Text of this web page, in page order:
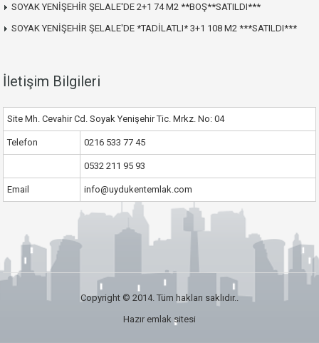
SOYAK YENİŞEHİR ŞELALE'DE 2+1 74 M2 **BOŞ**SATILDI***
SOYAK YENİŞEHİR ŞELALE'DE *TADİLATLI* 3+1 108 M2 ***SATILDI***
İletişim Bilgileri
Site Mh. Cevahir Cd. Soyak Yenişehir Tic. Mrkz. No: 04
Telefon 0216 533 77 45
0532 211 95 93
Email info@uydukentemlak.com
Copyright © 2014. Tüm hakları saklıdır..
Hazır emlak sitesi